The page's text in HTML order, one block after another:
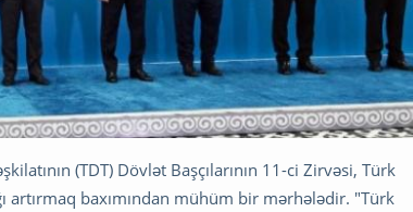
(TDT) Dövlət Başçılarının 11-ci Zirvəsi, Türk
artırmaq baxımından mühüm bir mərhələdir. "Türk